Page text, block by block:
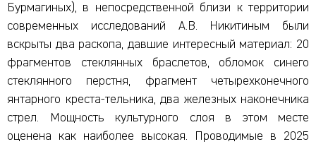
Бурмагиных), в непосредственной близи к территории
современных исследований А.В. Никитиным были
вскрыты два раскопа, давшие интересный материал: 20
фрагментов стеклянных браслетов, обломок синего
стеклянного перстня, фрагмент четырехконечного
янтарного креста-тельника, два железных наконечника
стрел. Мощность культурного слоя в этом месте
оценена как наиболее высокая. Проводимые в 2025